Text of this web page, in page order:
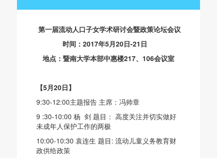
第一届流动人口子女学术研讨会暨政策论坛会议
时间：2017年5月20日-21日
地点：暨南大学本部中惠楼217、106会议室
【5月20日】
9:30-12:00主题报告 主席：冯帅章
9 :30-10:00 杨 剑 题目： 高度关注并切实做好
未成年人保护工作的两极
10:00-10:30 袁连生 题目: 流动儿童义务教育财
政供给政策